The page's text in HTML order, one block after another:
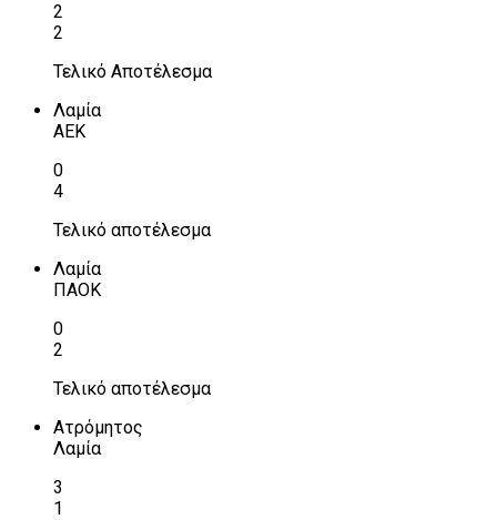
2
2
Τελικό Αποτέλεσμα
Λαμία
ΑΕΚ
0
4
Τελικό αποτέλεσμα
Λαμία
ΠΑΟΚ
0
2
Τελικό αποτέλεσμα
Ατρόμητος
Λαμία
3
1